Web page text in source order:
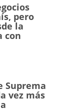
pero
la
con
Suprema
vez más